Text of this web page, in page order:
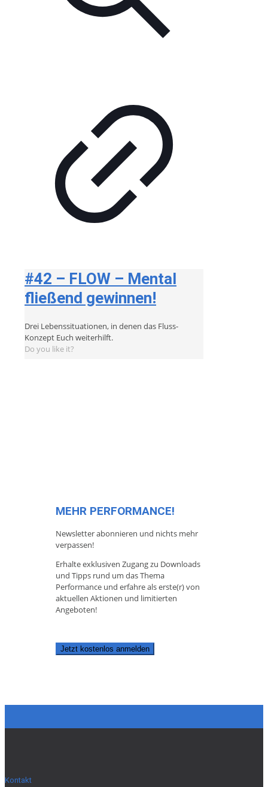
#42 – FLOW – Mental
fließend gewinnen!
Drei Lebenssituationen, in denen das Fluss-
Konzept Euch weiterhilft.
Do you like it?
MEHR PERFORMANCE!
Newsletter abonnieren und nichts mehr
verpassen!
Erhalte exklusiven Zugang zu Downloads
und Tipps rund um das Thema
Performance und erfahre als erste(r) von
aktuellen Aktionen und limitierten
Angeboten!
Jetzt kostenlos anmelden
Kontakt